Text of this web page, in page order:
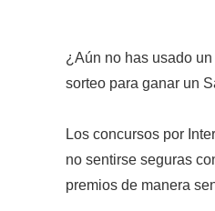
¿Aún no has usado
sorteo para ganar un
Los concursos por
no sentirse seguras
premios de manera